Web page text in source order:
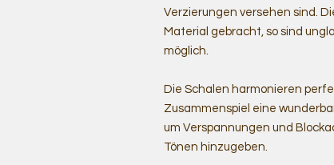
Verzierungen versehen sind.
Material gebracht, so sind
möglich.
Die Schalen harmonieren
Zusammenspiel eine
um Verspannungen und
Tönen hinzugeben.